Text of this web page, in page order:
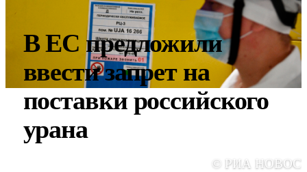
В ЕС предложили
ввести запрет на
поставки российского
урана
© РИА